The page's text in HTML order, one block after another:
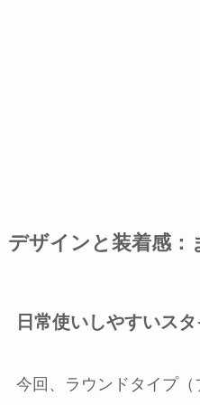
デザインと装着感：
日常使いしやすいス
今回、ラウンドタイプ